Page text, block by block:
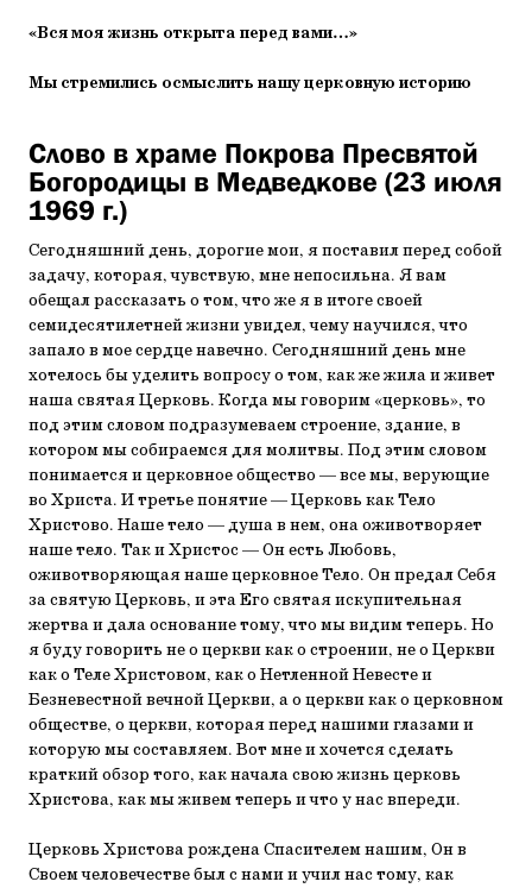
«Вся моя жизнь открыта перед вами…»
Мы стремились осмыслить нашу церковную историю
Слово в храме Покрова Пресвятой
Богородицы в Медведкове (23 июля
1969 г.)
Сегодняшний день, дорогие мои, я поставил перед собой
задачу, которая, чувствую, мне непосильна. Я вам
обещал рассказать о том, что же я в итоге своей
семидесятилетней жизни увидел, чему научился, что
запало в мое сердце навечно. Сегодняшний день мне
хотелось бы уделить вопросу о том, как же жила и живет
наша святая Церковь. Когда мы говорим «церковь», то
под этим словом подразумеваем строение, здание, в
котором мы собираемся для молитвы. Под этим словом
понимается и церковное общество — все мы, верующие
во Христа. И третье понятие — Церковь как Тело
Христово. Наше тело — душа в нем, она оживотворяет
наше тело. Так и Христос — Он есть Любовь,
оживотворяющая наше церковное Тело. Он предал Себя
за святую Церковь, и эта Его святая искупительная
жертва и дала основание тому, что мы видим теперь. Но
я буду говорить не о церкви как о строении, не о Церкви
как о Теле Христовом, как о Нетленной Невесте и
Безневестной вечной Церкви, а о церкви как о церковном
обществе, о церкви, которая перед нашими глазами и
которую мы составляем. Вот мне и хочется сделать
краткий обзор того, как начала свою жизнь церковь
Христова, как мы живем теперь и что у нас впереди.
Церковь Христова рождена Спасителем нашим, Он в
Своем человечестве был с нами и учил нас тому, как